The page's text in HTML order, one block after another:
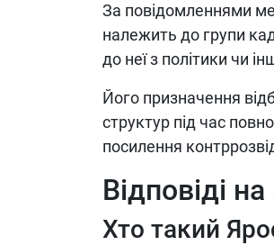
За повідомленнями
належить до групи
до неї з політики чи
Його призначення
структур під час
посилення
Відповіді
Хто такий